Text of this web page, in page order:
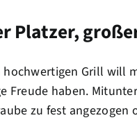
Platzer,
hochwertigen Grill will
Freude haben.
zu fest angezogen